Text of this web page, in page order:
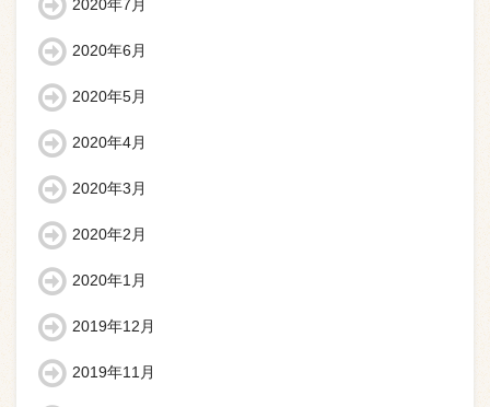
2020年7月
2020年6月
2020年5月
2020年4月
2020年3月
2020年2月
2020年1月
2019年12月
2019年11月